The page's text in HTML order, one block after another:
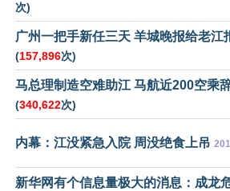
次)
广州一把手新任三天 羊城晚报给老江
(157,896次)
马总理制造空难助江 马航近200空乘
(340,622次)
内幕：江没紧急入院 周没绝食上吊
新华网有个信息量极大的消息：成龙